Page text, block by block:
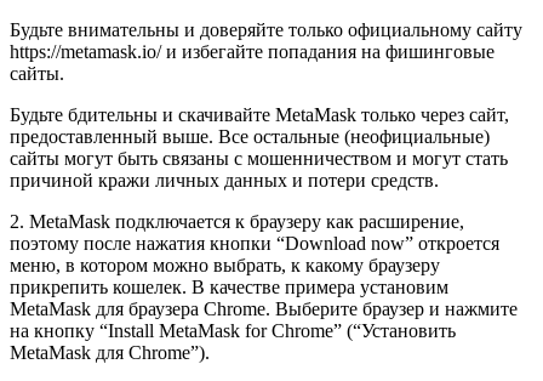
Будьте внимательны и доверяйте только официальному сайту
https://metamask.io/ и избегайте попадания на фишинговые
сайты.
Будьте бдительны и скачивайте MetaMask только через сайт,
предоставленный выше. Все остальные (неофициальные)
сайты могут быть связаны с мошенничеством и могут стать
причиной кражи личных данных и потери средств.
2. MetaMask подключается к браузеру как расширение,
поэтому после нажатия кнопки “Download now” откроется
меню, в котором можно выбрать, к какому браузеру
прикрепить кошелек. В качестве примера установим
MetaMask для браузера Chrome. Выберите браузер и нажмите
на кнопку “Install MetaMask for Chrome” (“Установить
MetaMask для Chrome”).